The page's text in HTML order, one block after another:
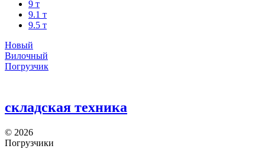
9 т
9.1 т
9.5 т
Новый
Вилочный
Погрузчик
складская техника
© 2026
Погрузчики